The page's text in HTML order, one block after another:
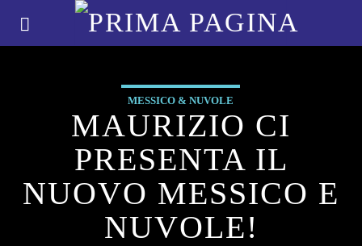
MESSICO & NUVOLE
MAURIZIO CI
PRESENTA IL
NUOVO MESSICO E
NUVOLE!